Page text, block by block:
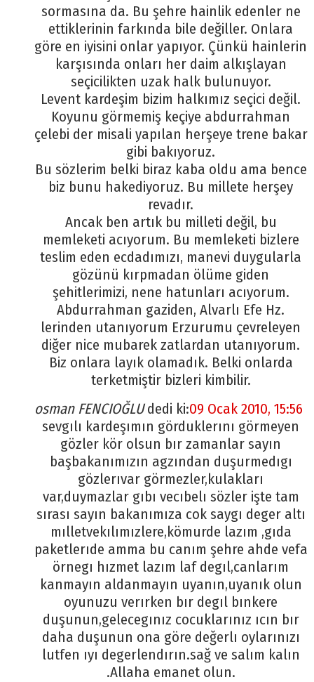
sormasına da. Bu şehre hainlik edenler ne
ettiklerinin farkında bile değiller. Onlara
göre en iyisini onlar yapıyor. Çünkü hainlerin
karşısında onları her daim alkışlayan
seçicilikten uzak halk bulunuyor.
Levent kardeşim bizim halkımız seçici değil.
Koyunu görmemiş keçiye abdurrahman
çelebi der misali yapılan herşeye trene bakar
gibi bakıyoruz.
Bu sözlerim belki biraz kaba oldu ama bence
biz bunu hakediyoruz. Bu millete herşey
revadır.
Ancak ben artık bu milleti değil, bu
memleketi acıyorum. Bu memleketi bizlere
teslim eden ecdadımızı, manevi duygularla
gözünü kırpmadan ölüme giden
şehitlerimizi, nene hatunları acıyorum.
Abdurrahman gaziden, Alvarlı Efe Hz.
lerinden utanıyorum Erzurumu çevreleyen
diğer nice mubarek zatlardan utanıyorum.
Biz onlara layık olamadık. Belki onlarda
terketmiştir bizleri kimbilir.
osman FENCIOĞLU dedi ki:09 Ocak 2010, 15:56
sevgılı kardeşımın görduklerını görmeyen
gözler kör olsun bır zamanlar sayın
başbakanımızın agzından duşurmedıgı
gözlerıvar görmezler,kulakları
var,duymazlar gıbı vecıbelı sözler işte tam
sırası sayın bakanımıza cok saygı deger altı
mılletvekılımızlere,kömurde lazım ,gıda
paketlerıde amma bu canım şehre ahde vefa
örnegı hızmet lazım laf degıl,canlarım
kanmayın aldanmayın uyanın,uyanık olun
oyunuzu verırken bır degıl bınkere
duşunun,gelecegınız cocuklarınız ıcın bır
daha duşunun ona göre değerlı oylarınızı
lutfen ıyı degerlendırın.sağ ve salım kalın
.Allaha emanet olun.